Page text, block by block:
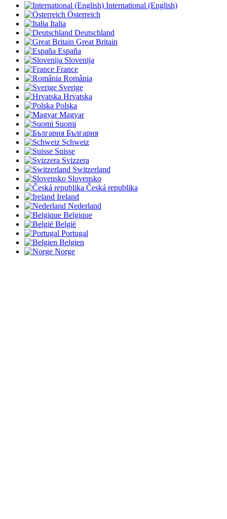
International (English)
Österreich
Italia
Deutschland
Great Britain
España
Slovenija
France
România
Sverige
Hrvatska
Polska
Magyar
Suomi
България
Schweiz
Suisse
Svizzera
Switzerland
Slovensko
Česká republika
Ireland
Nederland
Belgique
België
Portugal
Belgien
Norge